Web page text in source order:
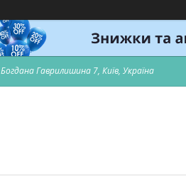
Богдана Гаврилишина 7, Київ, Україна